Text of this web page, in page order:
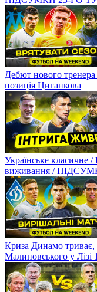
Дебют нового
позиція Циганкова
Українське класичне
виживання /
Криза Динамо триває,
Малиновського у Лізі 1